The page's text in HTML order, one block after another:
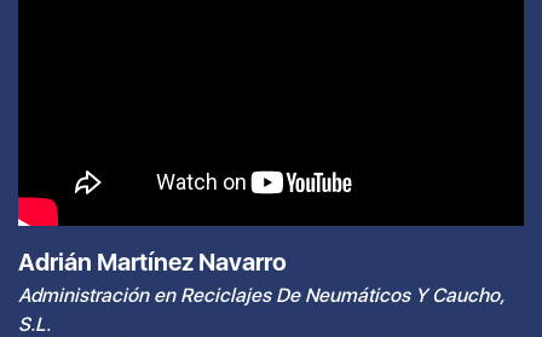
Adrián Martínez Navarro
Administración en Reciclajes De Neumáticos Y Caucho,
S.L.